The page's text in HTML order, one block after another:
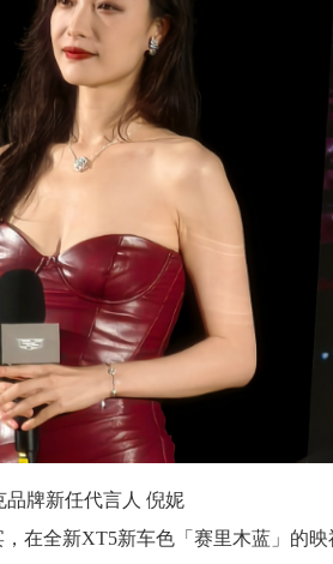
品牌新任代言人 倪妮
在全新XT5新车色「赛里木蓝」的